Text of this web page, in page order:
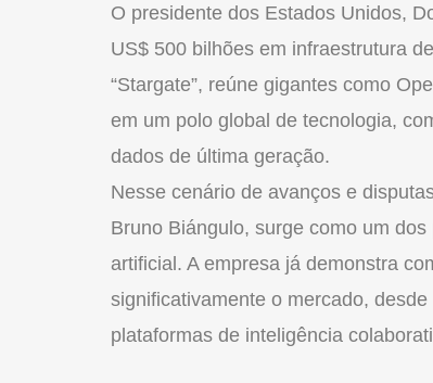
O presidente dos Estados Unidos,
US$ 500 bilhões em infraestrutura
“Stargate”, reúne gigantes como
em um polo global de tecnologia,
dados de última geração.
Nesse cenário de avanços e
Bruno Biángulo, surge como um
artificial. A empresa já demonstra
significativamente o mercado,
plataformas de inteligência